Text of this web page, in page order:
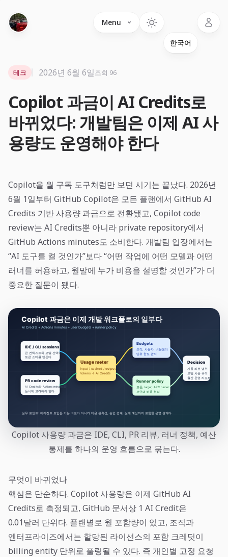
Menu
Copilot 과금이 AI Credits로
바뀌었다: 개발팀은 이제 AI 사
용량도 운영해야 한다
테크 2026년 6월 6일조회 96
Copilot을 월 구독 도구처럼만 보던 시기는 끝났다. 2026년
6월 1일부터 GitHub Copilot은 모든 플랜에서 GitHub AI
Credits 기반 사용량 과금으로 전환됐고, Copilot code
review는 AI Credits뿐 아니라 private repository에서
GitHub Actions minutes도 소비한다. 개발팀 입장에서는
“AI 도구를 켤 것인가”보다 “어떤 작업에 어떤 모델과 어떤
러너를 허용하고, 월말에 누가 비용을 설명할 것인가”가 더
중요한 질문이 됐다.
Copilot 사용량 과금은 IDE, CLI, PR 리뷰, 러너 정책, 예산
통제를 하나의 운영 흐름으로 묶는다.
무엇이 바뀌었나
핵심은 단순하다. Copilot 사용량은 이제 GitHub AI
Credits로 측정되고, GitHub 문서상 1 AI Credit은
0.01달러 단위다. 플랜별로 월 포함량이 있고, 조직과
엔터프라이즈에서는 할당된 라이선스의 포함 크레딧이
billing entity 단위로 풀링될 수 있다. 즉 개인별 고정 요청